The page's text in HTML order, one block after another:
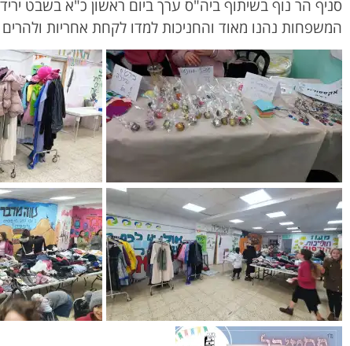
המשפחות נהנו מאוד והחניכות למדו לקחת אחריות ולהרים